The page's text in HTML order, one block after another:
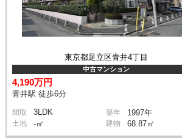
東京都足立区青井4丁目
中古マンション
4,190万円
青井駅 徒歩6分
間取 3LDK 築年 1997年
土地 -㎡ 建物 68.87㎡